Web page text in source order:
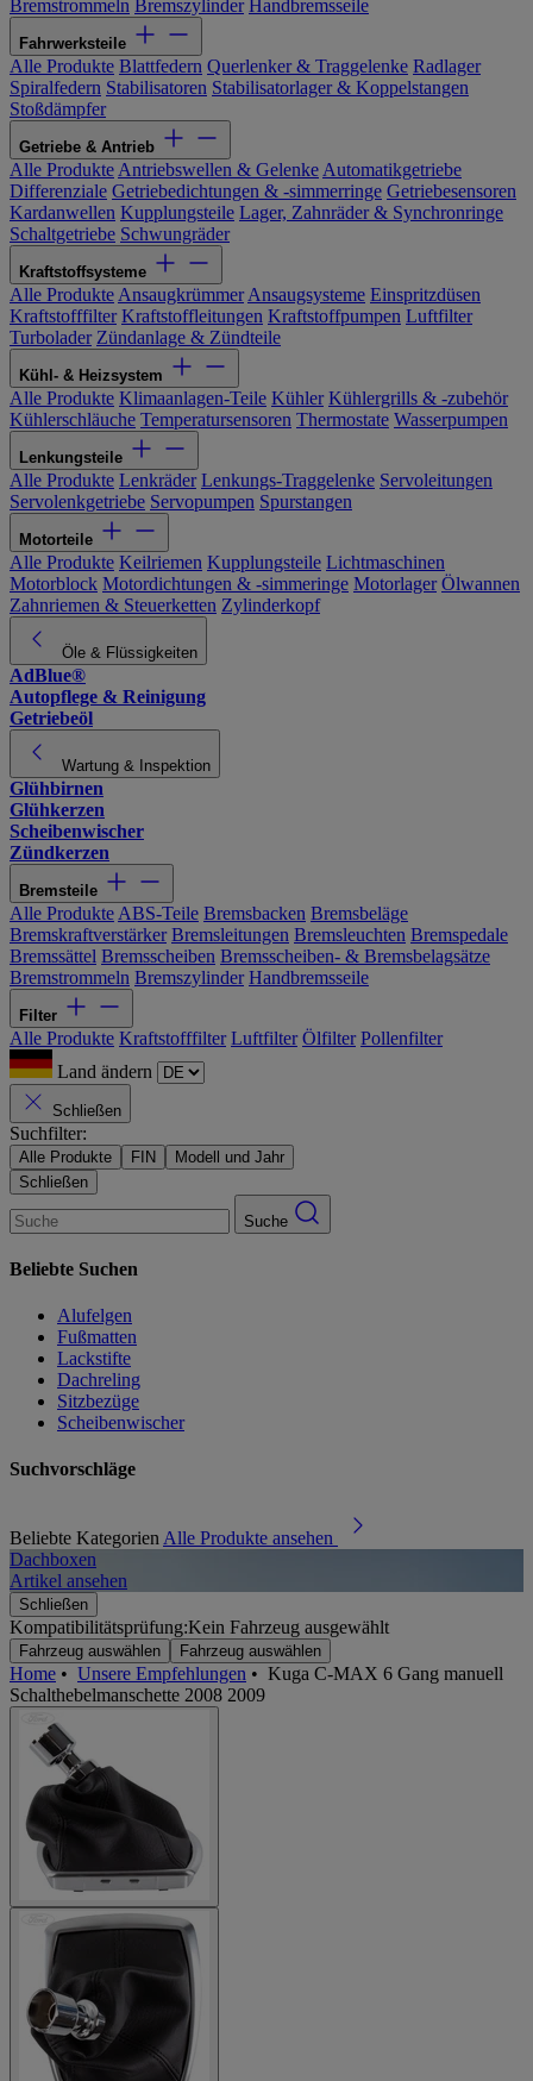
Bremstrommeln Bremszylinder Handbremsseile
Fahrwerksteile
Alle Produkte Blattfedern Querlenker & Traggelenke Radlager
Spiralfedern Stabilisatoren Stabilisatorlager & Koppelstangen
Stoßdämpfer
Getriebe & Antrieb
Alle Produkte Antriebswellen & Gelenke Automatikgetriebe
Differenziale Getriebedichtungen & -simmerringe Getriebesensoren
Kardanwellen Kupplungsteile Lager, Zahnräder & Synchronringe
Schaltgetriebe Schwungräder
Kraftstoffsysteme
Alle Produkte Ansaugkrümmer Ansaugsysteme Einspritzdüsen
Kraftstofffilter Kraftstoffleitungen Kraftstoffpumpen Luftfilter
Turbolader Zündanlage & Zündteile
Kühl- & Heizsystem
Alle Produkte Klimaanlagen-Teile Kühler Kühlergrills & -zubehör
Kühlerschläuche Temperatursensoren Thermostate Wasserpumpen
Lenkungsteile
Alle Produkte Lenkräder Lenkungs-Traggelenke Servoleitungen
Servolenkgetriebe Servopumpen Spurstangen
Motorteile
Alle Produkte Keilriemen Kupplungsteile Lichtmaschinen
Motorblock Motordichtungen & -simmeringe Motorlager Ölwannen
Zahnriemen & Steuerketten Zylinderkopf
Öle & Flüssigkeiten
AdBlue®
Autopflege & Reinigung
Getriebeöl
Wartung & Inspektion
Glühbirnen
Glühkerzen
Scheibenwischer
Zündkerzen
Bremsteile
Alle Produkte ABS-Teile Bremsbacken Bremsbeläge
Bremskraftverstärker Bremsleitungen Bremsleuchten Bremspedale
Bremssättel Bremsscheiben Bremsscheiben- & Bremsbelagsätze
Bremstrommeln Bremszylinder Handbremsseile
Filter
Alle Produkte Kraftstofffilter Luftfilter Ölfilter Pollenfilter
Land ändern
Schließen
Suchfilter:
Alle Produkte FIN
Modell und Jahr
Schließen
Suche
Beliebte Suchen
Alufelgen
Fußmatten
Lackstifte
Dachreling
Sitzbezüge
Scheibenwischer
Suchvorschläge
Beliebte Kategorien Alle Produkte ansehen
Dachboxen
Artikel ansehen
Schließen
Kompatibilitätsprüfung:Kein Fahrzeug ausgewählt
Fahrzeug auswählen Fahrzeug auswählen
Home • Unsere Empfehlungen • Kuga C-MAX 6 Gang manuell
Schalthebelmanschette 2008 2009